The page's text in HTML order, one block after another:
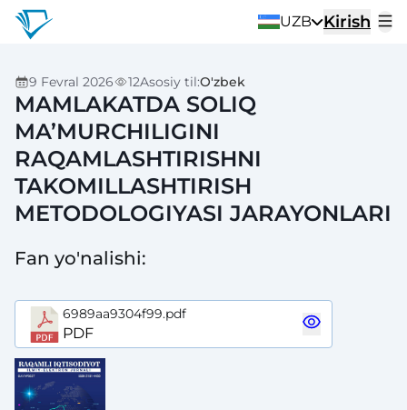
UZB Kirish
9 Fevral 2026 12Asosiy til:O'zbek
MAMLAKATDA SOLIQ
MA’MURCHILIGINI
RAQAMLASHTIRISHNI
TAKOMILLASHTIRISH
METODOLOGIYASI JARAYONLARI
Fan yo'nalishi:
6989aa9304f99.pdf
PDF